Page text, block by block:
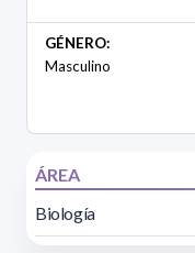
GÉNERO:
Masculino
ÁREA
Biología